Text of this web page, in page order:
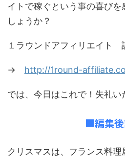
イトで稼ぐという事の喜び
しょうか？
１ラウンドアフィリエイト
→ http://1round-
では、今日はこれで！失礼い
■編集
クリスマスは、フランス料